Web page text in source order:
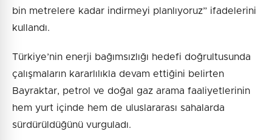
bin metrelere kadar indirmeyi planlıyoruz” ifadelerini
kullandı.
Türkiye’nin enerji bağımsızlığı hedefi doğrultusunda
çalışmaların kararlılıkla devam ettiğini belirten
Bayraktar, petrol ve doğal gaz arama faaliyetlerinin
hem yurt içinde hem de uluslararası sahalarda
sürdürüldüğünü vurguladı.